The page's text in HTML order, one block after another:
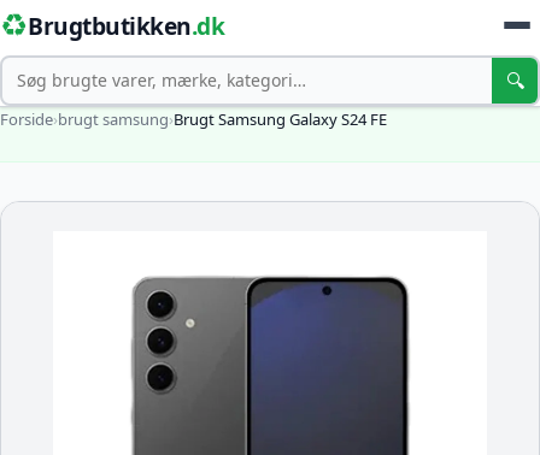
♻️Brugtbutikken.dk
Søg 🔍
Forside›brugt samsung›Brugt Samsung Galaxy S24 FE